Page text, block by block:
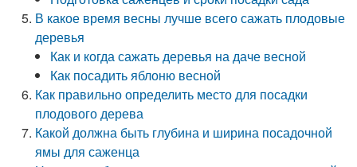
В какое время весны лучше всего сажать плодовые
деревья
Как и когда сажать деревья на даче весной
Как посадить яблоню весной
Как правильно определить место для посадки
плодового дерева
Какой должна быть глубина и ширина посадочной
ямы для саженца